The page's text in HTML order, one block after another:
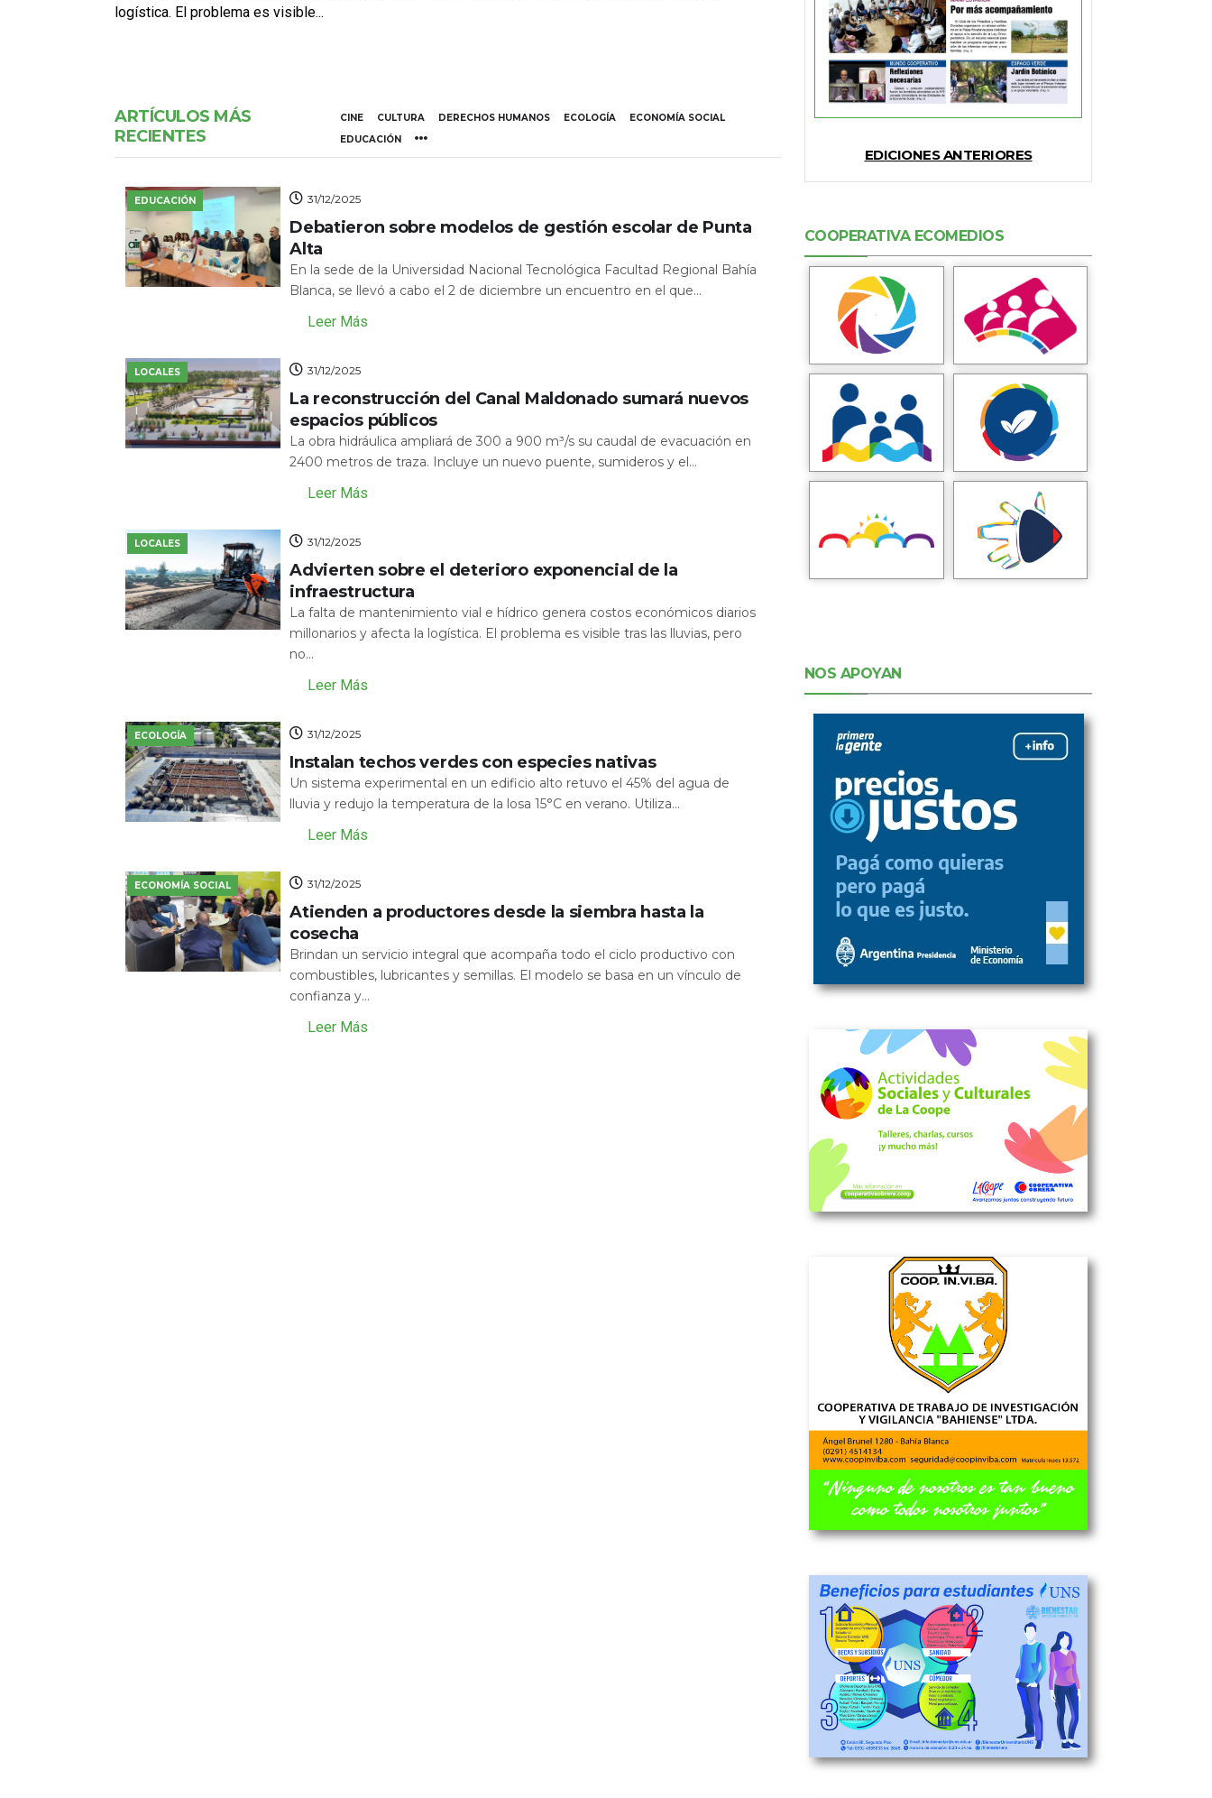
logística. El problema es visible...
ARTÍCULOS MÁS
RECIENTES
CINE CULTURA DERECHOS HUMANOS ECOLOGÍA
ECONOMÍA SOCIAL
EDUCACIÓN
EDUCACIÓN 31/12/2025
Debatieron sobre modelos de gestión escolar de Punta
Alta
En la sede de la Universidad Nacional Tecnológica Facultad Regional Bahía
Blanca, se llevó a cabo el 2 de diciembre un encuentro en el que...
Leer Más
LOCALES 31/12/2025
La reconstrucción del Canal Maldonado sumará nuevos
espacios públicos
La obra hidráulica ampliará de 300 a 900 m³/s su caudal de evacuación en
2400 metros de traza. Incluye un nuevo puente, sumideros y el...
Leer Más
LOCALES 31/12/2025
Advierten sobre el deterioro exponencial de la
infraestructura
La falta de mantenimiento vial e hídrico genera costos económicos diarios
millonarios y afecta la logística. El problema es visible tras las lluvias, pero
no...
Leer Más
ECOLOGÍA 31/12/2025
Instalan techos verdes con especies nativas
Un sistema experimental en un edificio alto retuvo el 45% del agua de
lluvia y redujo la temperatura de la losa 15°C en verano. Utiliza...
Leer Más
ECONOMÍA SOCIAL 31/12/2025
Atienden a productores desde la siembra hasta la
cosecha
Brindan un servicio integral que acompaña todo el ciclo productivo con
combustibles, lubricantes y semillas. El modelo se basa en un vínculo de
confianza y...
Leer Más
EDICIONES ANTERIORES
COOPERATIVA ECOMEDIOS
NOS APOYAN